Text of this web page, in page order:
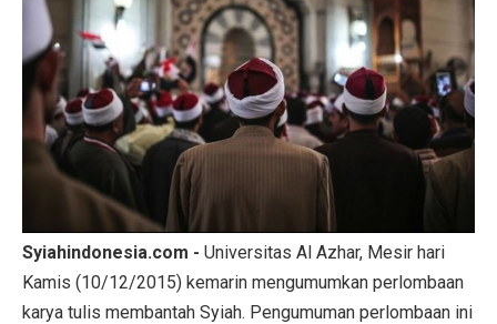
Syiahindonesia.com - Universitas Al Azhar, Mesir hari
Kamis (10/12/2015) kemarin mengumumkan perlombaan
karya tulis membantah Syiah. Pengumuman perlombaan ini